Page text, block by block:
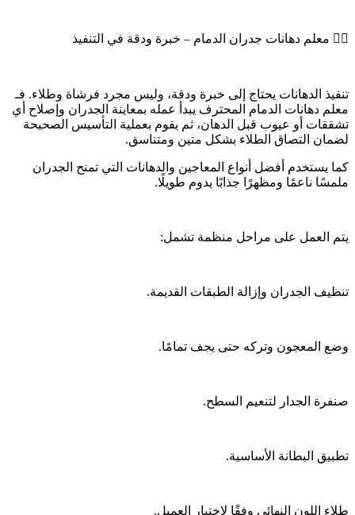
👷‍♂️ معلم دهانات جدران الدمام – خبرة ودقة في التنفيذ
تنفيذ الدهانات يحتاج إلى خبرة ودقة، وليس مجرد فرشاة وطلاء. فـ
معلم دهانات الدمام المحترف يبدأ عمله بمعاينة الجدران وإصلاح أي
تشققات أو عيوب قبل الدهان، ثم يقوم بعملية التأسيس الصحيحة
لضمان التصاق الطلاء بشكل متين ومتناسق.
كما يستخدم أفضل أنواع المعاجين والدهانات التي تمنح الجدران
ملمسًا ناعمًا ومظهرًا جذابًا يدوم طويلًا.
يتم العمل على مراحل منظمة تشمل:
تنظيف الجدران وإزالة الطبقات القديمة.
وضع المعجون وتركه حتى يجف تمامًا.
صنفرة الجدار لتنعيم السطح.
تطبيق البطانة الأساسية.
طلاء اللون النهائي وفقًا لاختيار العميل.